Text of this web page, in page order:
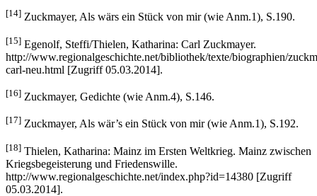
[14] Zuckmayer, Als wärs ein Stück von mir (wie Anm.1), S.190.
[15] Egenolf, Steffi/Thielen, Katharina: Carl Zuckmayer.
http://www.regionalgeschichte.net/bibliothek/texte/biographien/
carl-neu.html [Zugriff 05.03.2014].
[16] Zuckmayer, Gedichte (wie Anm.4), S.146.
[17] Zuckmayer, Als wär’s ein Stück von mir (wie Anm.1), S.192.
[18] Thielen, Katharina: Mainz im Ersten Weltkrieg. Mainz zwischen
Kriegsbegeisterung und Friedenswille.
http://www.regionalgeschichte.net/index.php?id=14380 [Zugriff
05.03.2014].